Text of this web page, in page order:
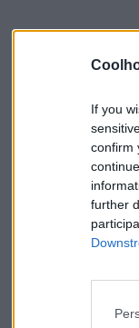
If you
confirm
further